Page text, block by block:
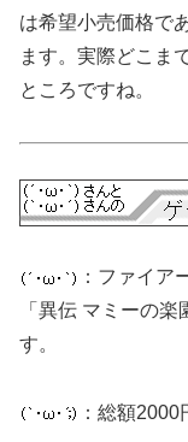
は希望小売価格で
ます。実際どこま
ところですね。
：ファイア
「異伝 マミーの
す。
：総額2000